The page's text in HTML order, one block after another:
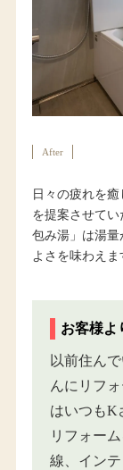
After
日々の疲れを
を提案させて
包み湯」は湯
よさを味わえま
お客様よ
以前住ん
んにリフ
はいつもK
リフォー
線、イン